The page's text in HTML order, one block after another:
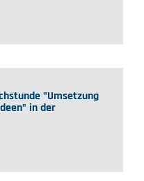
"Umsetzung
in der